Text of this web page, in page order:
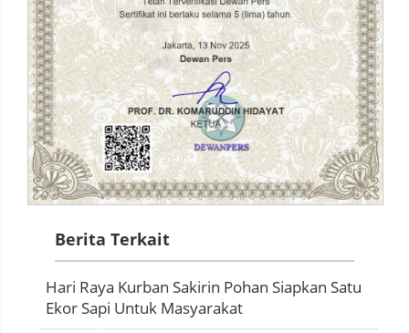
Berita Terkait
Hari Raya Kurban Sakirin Pohan Siapkan Satu
Ekor Sapi Untuk Masyarakat